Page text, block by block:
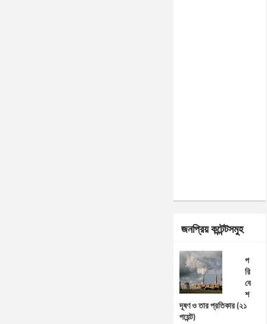
জনপ্রিয় কন্টেন্টসমুহ
প
রি
বে
শ
দূষণ ও তার প্রতিকার (২১
পয়েন্ট)